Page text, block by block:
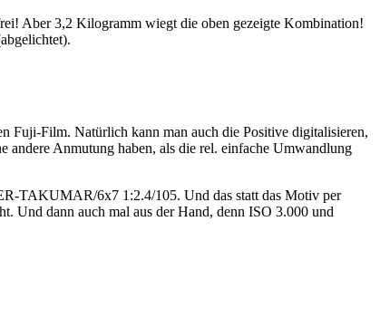
Aber 3,2 Kilogramm wiegt die oben gezeigte Kombination!
Film. Natürlich kann man auch die Positive digitalisieren,
andere Anmutung haben, als die rel. einfache Umwandlung
TAKUMAR/6x7 1:2.4/105. Und das statt das Motiv per
Und dann auch mal aus der Hand, denn ISO 3.000 und